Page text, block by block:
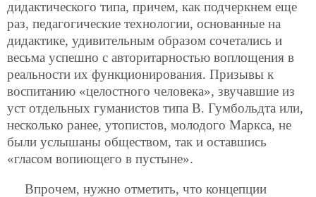
дидактического типа, причем, как подчеркнем еще
раз, педагогические технологии, основанные на
дидактике, удивительным образом сочетались и
весьма успешно с авторитарностью воплощения в
реальности их функционирования. Призывы к
воспитанию «целостного человека», звучавшие из
уст отдельных гуманистов типа В. Гумбольдта или,
несколько ранее, утопистов, молодого Маркса, не
были услышаны обществом, так и оставшись
«гласом вопиющего в пустыне».
Впрочем, нужно отметить, что концепции